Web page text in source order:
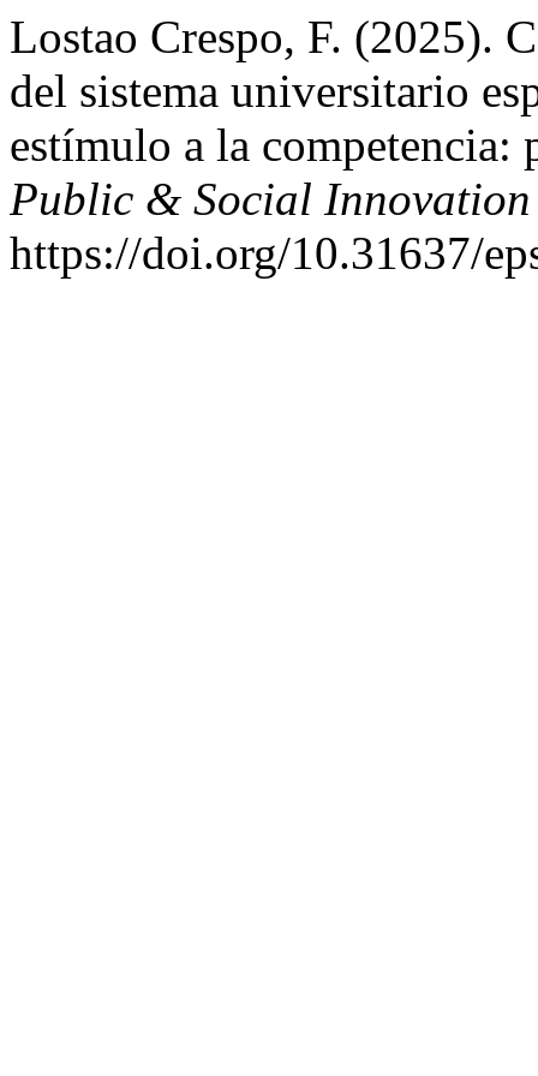
Lostao Crespo, F. (2025).
del sistema universitario
estímulo a la competencia:
Public & Social Innovation
https://doi.org/10.31637/